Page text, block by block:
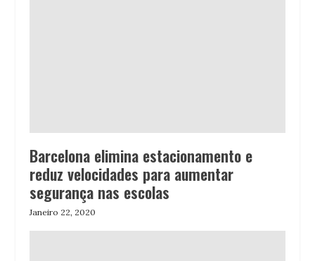
Barcelona elimina estacionamento e
reduz velocidades para aumentar
segurança nas escolas
Janeiro 22, 2020